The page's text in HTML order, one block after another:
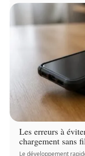
Les erreurs à
chargement sans
Le développement